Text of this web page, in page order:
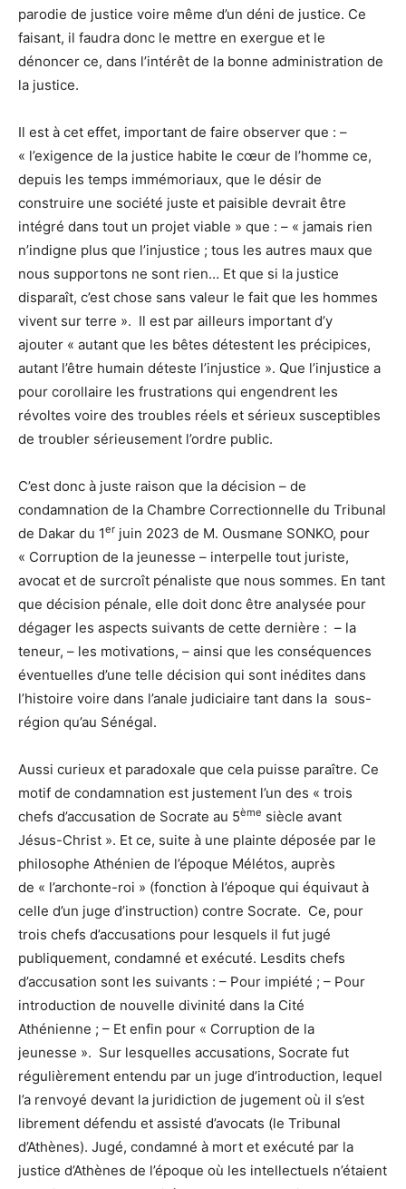
parodie de justice voire même d’un déni de justice. Ce
faisant, il faudra donc le mettre en exergue et le
dénoncer ce, dans l’intérêt de la bonne administration de
la justice.
Il est à cet effet, important de faire observer que : –
« l’exigence de la justice habite le cœur de l’homme ce,
depuis les temps immémoriaux, que le désir de
construire une société juste et paisible devrait être
intégré dans tout un projet viable » que : – « jamais rien
n’indigne plus que l’injustice ; tous les autres maux que
nous supportons ne sont rien… Et que si la justice
disparaît, c’est chose sans valeur le fait que les hommes
vivent sur terre ». Il est par ailleurs important d’y
ajouter « autant que les bêtes détestent les précipices,
autant l’être humain déteste l’injustice ». Que l’injustice a
pour corollaire les frustrations qui engendrent les
révoltes voire des troubles réels et sérieux susceptibles
de troubler sérieusement l’ordre public.
C’est donc à juste raison que la décision – de
condamnation de la Chambre Correctionnelle du Tribunal
de Dakar du 1er juin 2023 de M. Ousmane SONKO, pour
« Corruption de la jeunesse – interpelle tout juriste,
avocat et de surcroît pénaliste que nous sommes. En tant
que décision pénale, elle doit donc être analysée pour
dégager les aspects suivants de cette dernière : – la
teneur, – les motivations, – ainsi que les conséquences
éventuelles d’une telle décision qui sont inédites dans
l’histoire voire dans l’anale judiciaire tant dans la sous-
région qu’au Sénégal.
Aussi curieux et paradoxale que cela puisse paraître. Ce
motif de condamnation est justement l’un des « trois
chefs d’accusation de Socrate au 5ème siècle avant
Jésus-Christ ». Et ce, suite à une plainte déposée par le
philosophe Athénien de l’époque Mélétos, auprès
de « l’archonte-roi » (fonction à l’époque qui équivaut à
celle d’un juge d’instruction) contre Socrate. Ce, pour
trois chefs d’accusations pour lesquels il fut jugé
publiquement, condamné et exécuté. Lesdits chefs
d’accusation sont les suivants : – Pour impiété ; – Pour
introduction de nouvelle divinité dans la Cité
Athénienne ; – Et enfin pour « Corruption de la
jeunesse ». Sur lesquelles accusations, Socrate fut
régulièrement entendu par un juge d’introduction, lequel
l’a renvoyé devant la juridiction de jugement où il s’est
librement défendu et assisté d’avocats (le Tribunal
d’Athènes). Jugé, condamné à mort et exécuté par la
justice d’Athènes de l’époque où les intellectuels n’étaient